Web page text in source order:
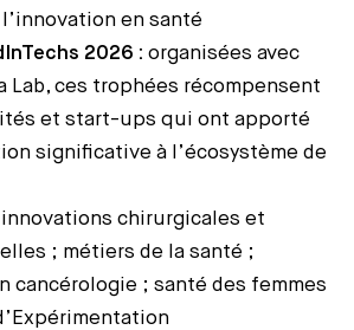
en santé
2026 : organisées avec
Lab, ces trophées récompensent
et start-ups qui ont apporté
significative à l’écosystème de
innovations chirurgicales et
; métiers de la santé ;
cancérologie ; santé des femmes